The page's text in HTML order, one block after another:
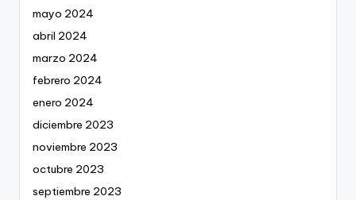
mayo 2024
abril 2024
marzo 2024
febrero 2024
enero 2024
diciembre 2023
noviembre 2023
octubre 2023
septiembre 2023